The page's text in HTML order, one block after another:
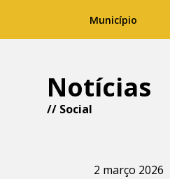
Município
Notícias
// Social
2 março 2026